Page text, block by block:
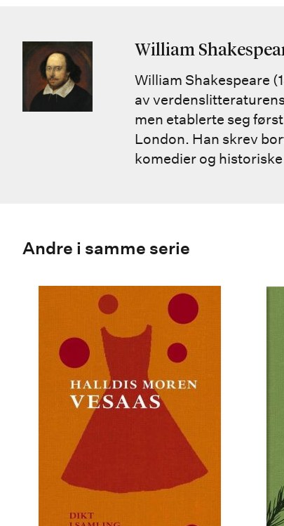
William
William Shakespeare
av
men etablerte seg
London. Han skrev
komedier og
Andre i samme serie